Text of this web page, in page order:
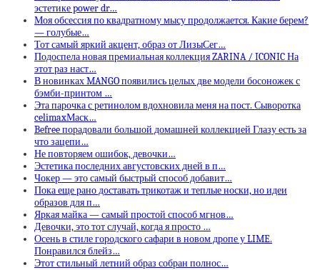
эстетике power dr…
Моя обсессия по квадратному мысу продолжается. Какие берем?
— голубые…
Тот самый яркий акцент, образ от ЛизыСег…
Подоспела новая премиальная коллекция ZARINA / ICONIC На
этот раз наст…
В новинках MANGO появились целых две модели босоножек с
бэмби-принтом …
Эта парочка с ретинолом вдохновила меня на пост. Сыворотка
celimaxМаск…
Befree порадовали большой домашней коллекцией Глазу есть за
что зацепи…
Не повторяем ошибок, девочки…
Эстетика последних августовских дней в п…
Чокер — это самый быстрый способ добавит…
Пока еще рано доставать трикотаж и теплые носки, но идеи
образов для п…
Яркая майка — самый простой способ мгнов…
Девочки, это тот случай, когда я просто …
Осень в стиле городского сафари в новом дропе у LIME.
Понравился блейз…
Этот стильный летний образ собран полнос…